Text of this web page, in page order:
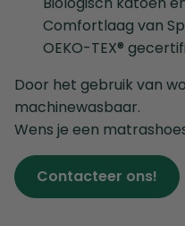
Comfortlaag van
OEKO-TEX®
Door het gebruik van
machinewasbaar.
Wens je een
Contacteer ons!